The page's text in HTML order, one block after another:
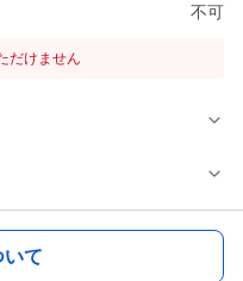
不可
だけません
いて